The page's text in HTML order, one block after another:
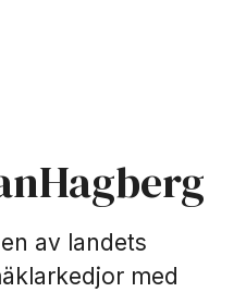
av landets
med